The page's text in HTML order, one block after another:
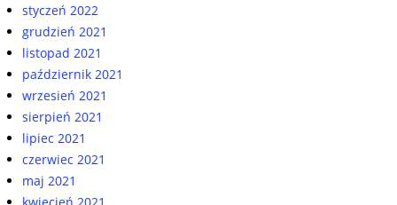
styczeń 2022
grudzień 2021
listopad 2021
październik 2021
wrzesień 2021
sierpień 2021
lipiec 2021
czerwiec 2021
maj 2021